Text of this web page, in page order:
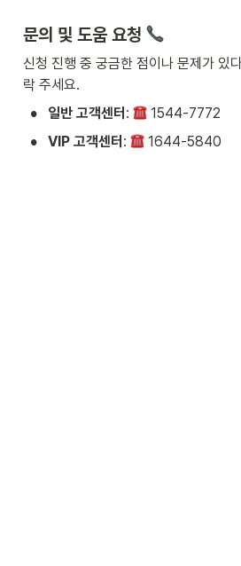
문의 및 도움 요청
신청 진행 중 궁금한 점이나 문제가 있
락 주세요.
• 일반 고객센터 : 1544-7772
• VIP 고객센터 : 1644-5840